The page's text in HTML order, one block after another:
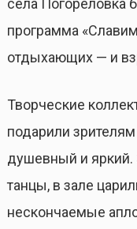
села Погореловка
программа
отдыхающих — и
Творческие
подарили
душевный и яркий.
танцы, в зале
нескончаемые